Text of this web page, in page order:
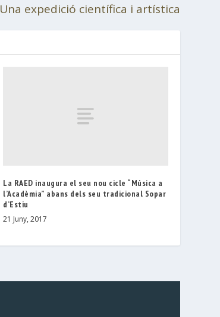
Una expedició científica i artística
La RAED inaugura el seu nou cicle “Música a
l’Acadèmia” abans dels seu tradicional Sopar
d’Estiu
21 Juny, 2017